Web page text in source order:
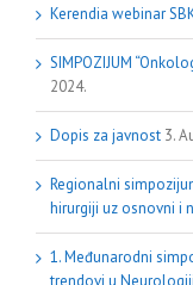
Kerendia webinar
SIMPOZIJUM
2024.
Dopis za javnost 3.
Regionalni
hirurgiji uz osnovni i
1. Međunarodni